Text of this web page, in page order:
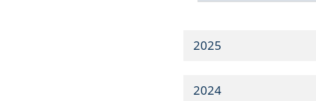
2025
2024